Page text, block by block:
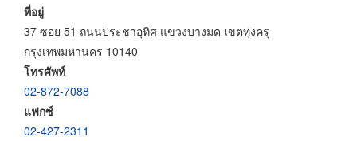
ที่อยู่
37 ซอย 51 ถนนประชาอุทิศ แขวงบางมด เขตทุ่งครุ
กรุงเทพมหานคร 10140
โทรศัพท์
02-872-7088
แฟกซ์
02-427-2311